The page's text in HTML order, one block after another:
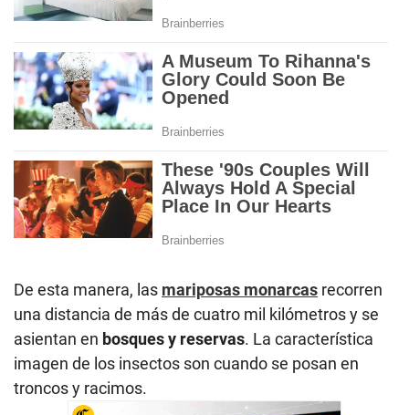
De esta manera, las mariposas monarcas recorren
una distancia de más de cuatro mil kilómetros y se
asientan en bosques y reservas. La característica
imagen de los insectos son cuando se posan en
troncos y racimos.